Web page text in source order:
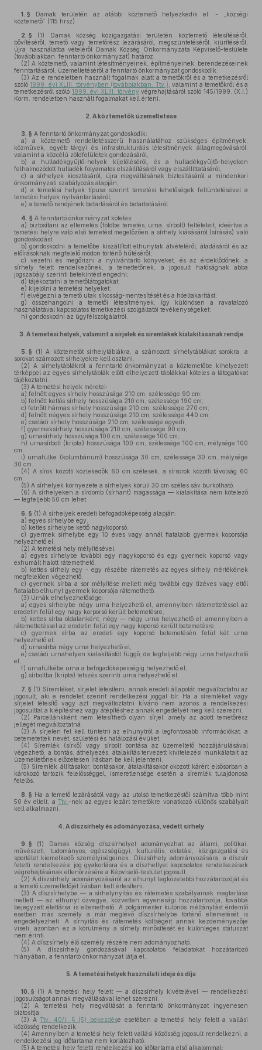
1. § Damak területén az alábbi köztemető helyezkedik el: - „községi
köztemető” (115 hrsz)
2. § (1)
Damak község közigazgatási területén köztemető létesítéséről,
bővítéséről, temető vagy temetőrész lezárásáról, megszüntetéséről, kiürítéséről,
újra használatba vételéről Damak Község Önkormányzata Képviselő-testülete
(továbbiakban: fenntartó önkormányzat) határoz.
(2) A köztemető, valamint létesítményeinek, építményeinek, berendezéseinek
fenntartásáról, üzemeltetéséről a fenntartó önkormányzat gondoskodik.
(3) Az e rendeletben használt fogalmak alatt a temetőkről és a temetkezésről
szóló1999. évi XLIII. törvényben (továbbiakban: Ttv.) , valamint a temetőkről és a
temetkezésről szóló 1999. évi XLIII. törvény végrehajtásáról szóló 145/1999. (X.I.)
Korm. rendeletben használt fogalmakat kell érteni.
2. A köztemetők üzemeltetése
3. § A fenntartó önkormányzat gondoskodik:
a) a köztemető rendeltetésszerű használatához szükséges építmények,
közművek, egyéb tárgyi és infrastrukturális létesítmények állagmegóvásáról,
valamint a közcélú zöldfelületek gondozásáról,
b) a hulladékgyűjtő-helyek kijelöléséről, és a hulladékgyűjtő-helyeken
felhalmozódott hulladék folyamatos elszállításáról vagy elszállíttatásáról,
c) a sírhelyek kiosztásáról, újra megváltásának biztosításáról a mindenkori
önkormányzati szabályozás alapján,
d) a temetési helyek típusa szerint temetési lehetőségek feltüntetésével a
temetési helyek nyilvántartásáról,
e) a temető rendjének betartásáról és betartatásáról.
4. § A fenntartó önkormányzat köteles:
a) biztosítani az eltemetés (földbe temetés, urna, sírbolt) feltételeit, ideértve a
temetési helyre való első temetést megelőzően a sírhely kiásásáról (sírásás) való
gondoskodást;
b) gondoskodni a temetőbe kiszállított elhunytak átvételéről, átadásáról és az
előírásoknak megfelelő módon történő hűtéséről;
c) vezetni és megőrizni a nyilvántartó könyveket, és az érdeklődőnek, a
sírhely felett rendelkezőnek, a temettetőnek, a jogosult hatóságnak abba
jogszabály szerinti betekintést engedni;
d) tájékoztatni a temetőlátogatókat;
e) kijelölni a temetési helyeket;
f) elvégezni a temető utak síkosság-mentesítését és a hóeltakarítást;
g) összehangolni a temetői létesítmények, így különösen a ravatalozó
használatával kapcsolatos temetkezési szolgáltatói tevékenységeket;
h) gondoskodni az ügyfélszolgálatról.
3. A temetési helyek, valamint a sírjelek és síremlékek kialakításának rendje
5. § (1) A köztemetőt sírhelytáblákra, a számozott sírhelytáblákat sorokra, a
sorokat számozott sírhelyekre kell osztani.
(2) A sírhelytáblákról a fenntartó önkormányzat a köztemetőbe kihelyezett
térképpel az egyes sírhelytáblák előtt elhelyezett táblákkal köteles a látogatókat
tájékoztatni.
(3) A temetési helyek méretei:
a) felnőtt egyes sírhely hosszúsága 210 cm, szélessége 90 cm;
b) felnőtt kettős sírhely hosszúsága 210 cm, szélessége 190 cm;
c) felnőtt hármas sírhely hosszúsága 210 cm, szélessége 270 cm;
d) felnőtt négyes sírhely hosszúsága 210 cm, szélessége 440 cm;
e) családi sírhely hosszúsága 210 cm, szélessége egyedi;
f) gyermeksírhely hosszúsága 210 cm, szélessége 90 cm;
g) urnasírhely hosszúsága 100 cm, szélessége 100 cm;
h) urnasírbolt (kripta) hosszúsága 100 cm, szélessége 100 cm, mélysége 100
cm.
i) urnafülke (kolumbárium) hosszúsága 30 cm, szélessége 30 cm, mélysége
30 cm.
(4) A sírok közötti közlekedők 60 cm szélesek, a sírsorok közötti távolság 60
cm.
(5) A sírhelyek környezete a sírhelyek körüli 30 cm széles sáv burkolható.
(6) A sírhelyeken a sírdomb (sírhant) magassága — kialakítása nem kötelező
— legfeljebb 50 cm lehet.
6. § (1) A sírhelyek eredeti befogadóképesség alapján:
a) egyes sírhelybe egy,
b) kettes sírhelybe kettő nagykoporsó,
c) gyermek sírhelybe egy 10 éves vagy annál fiatalabb gyermek koporsója
helyezhető el.
(2) A temetési hely mélyítésével:
a) egyes sírhelybe további egy nagykoporsó és egy gyermek koporsó vagy
exhumált halott rátemethető,
b) kettes sírhely egy - egy részébe rátemetés az egyes sírhely mértékének
megfelelően végezhető,
c) gyermek sírba a sor mélyítése mellett még további egy tízéves vagy ettől
fiatalabb elhunyt gyermek koporsója rátemethető.
(3) Urnák elhelyezhetősége:
a) egyes sírhelybe négy urna helyezhető el, amennyiben rátemettetéssel az
eredetin felül egy nagy korporsó került betemetésre,
b) kettes sírba oldalanként, négy — négy urna helyezhető el, amennyiben a
rátemettetéssel az eredetin felül egy nagy koporsó került betemetésre,
c) gyermek sírba az eredeti egy koporsó betemetésén felül két urna
helyezhető el,
d) urnasírba négy urna helyezhető el,
e) családi urnahelyen kialakítástól függő, de legfeljebb négy urna helyezhető
el,
f) urnafülkébe urna a befogadóképességig helyezhető el,
g) sírboltba (kripta) tetszés szerinti urna helyezhető el.
7. § (1) Síremléket, sírjelet létesíteni, annak eredeti állapotát megváltoztatni az
jogosult, aki e rendelet szerint rendelkezési joggal bír. Ha a síremléket vagy
sírjelet létesítő vagy azt megváltoztatni kívánó nem azonos a rendelkezési
jogosulttal a kiépítéshez vagy átépítéshez annak engedélyét meg kell szerezni.
(2) Parcellánkként nem létesíthető olyan sírjel, amely az adott temetőrész
jellegét megváltoztatná.
(3) A sírjelen fel kell tüntetni az elhunytról a legfontosabb információkat: a
betemetettek nevét, születési és halálozási évüket.
(4) Síremlék (sírkő) vagy sírbolt bontása az üzemeltető hozzájárulásával
végezhető, a bontás, áthelyezés, átalakítás tervezett kivitelezési munkálatait az
üzemeltetőnek előzetesen írásban be kell jelenteni.
(5) Síremlék állításakor, bontásakor, átalakításakor okozott kárért elsősorban a
károkozó tartozik felelősséggel, ismeretlensége esetén a síremlék tulajdonosa
felelős.
8. § Ha a temető lezárásától vagy az utolsó temetkezéstől számítva több mint
50 év eltelt, a Ttv. -nek az egyes lezárt temetőkre vonatkozó különös szabályait
kell alkalmazni.
4. A díszsírhely és adományozása, védett sírhely
9. § (1)
Damak község díszsírhelyet adományozhat az állami, politikai,
művészeti, tudományos, egészségügyi, kulturális, oktatási, közigazgatási és
sportélet kiemelkedő személyiségeinek. Díszsírhely adományozására, a díszsír
feletti rendelkezési jog gyakorlásra és a díszhellyel kapcsolatos rendelkezések
végrehajtásának ellenőrzésére a Képviselő-testület jogosult.
(2) A díszsírhely adományozásáról az elhunyt legközelebbi hozzátartozóját és
a temető üzemeltetőjét írásban kell értesíteni.
(3) A díszsírhelybe — a sírhelynyitás és rátemetés szabályainak megtartása
mellett — az elhunyt özvegye, közvetlen egyenesági hozzátartozója, továbbá
bejegyzett élettársa is eltemethető. A polgármester különös méltánylást érdemlő
esetben más személy a már meglévő díszsírhelybe történő eltemetését is
engedélyezheti. A sírnyitás és rátemetés költségeit annak kezdeményezője
viseli, azonban ez a körülmény a sírhely minősítését és különleges státuszát
nem érinti.
(4) A díszsírhely élő személy részére nem adományozható.
(5) A díszsírhely gondozásával kapcsolatos feladatokat hozzátartozó
hiányában, a fenntartó önkormányzat látja el.
5. A temetési helyek használati ideje és díja
10. § (1) A temetési hely felett — a díszsírhely kivételével — rendelkezési
jogosultságot annak megváltásával lehet szerezni.
(2) A temetési hely megváltását a fenntartó önkormányzat ingyenesen
biztosítja.
(3) A Ttv. 40/I. § (5) bekezdése esetében a temetési hely felett a vallási
közösség rendelkezik.
(4) Amennyiben a temetési hely felett vallási közösség jogosult rendelkezni, a
rendelkezési jog időtartama nem korlátozható.
(5) A temetési hely feletti rendelkezési jog időtartama első alkalommal: